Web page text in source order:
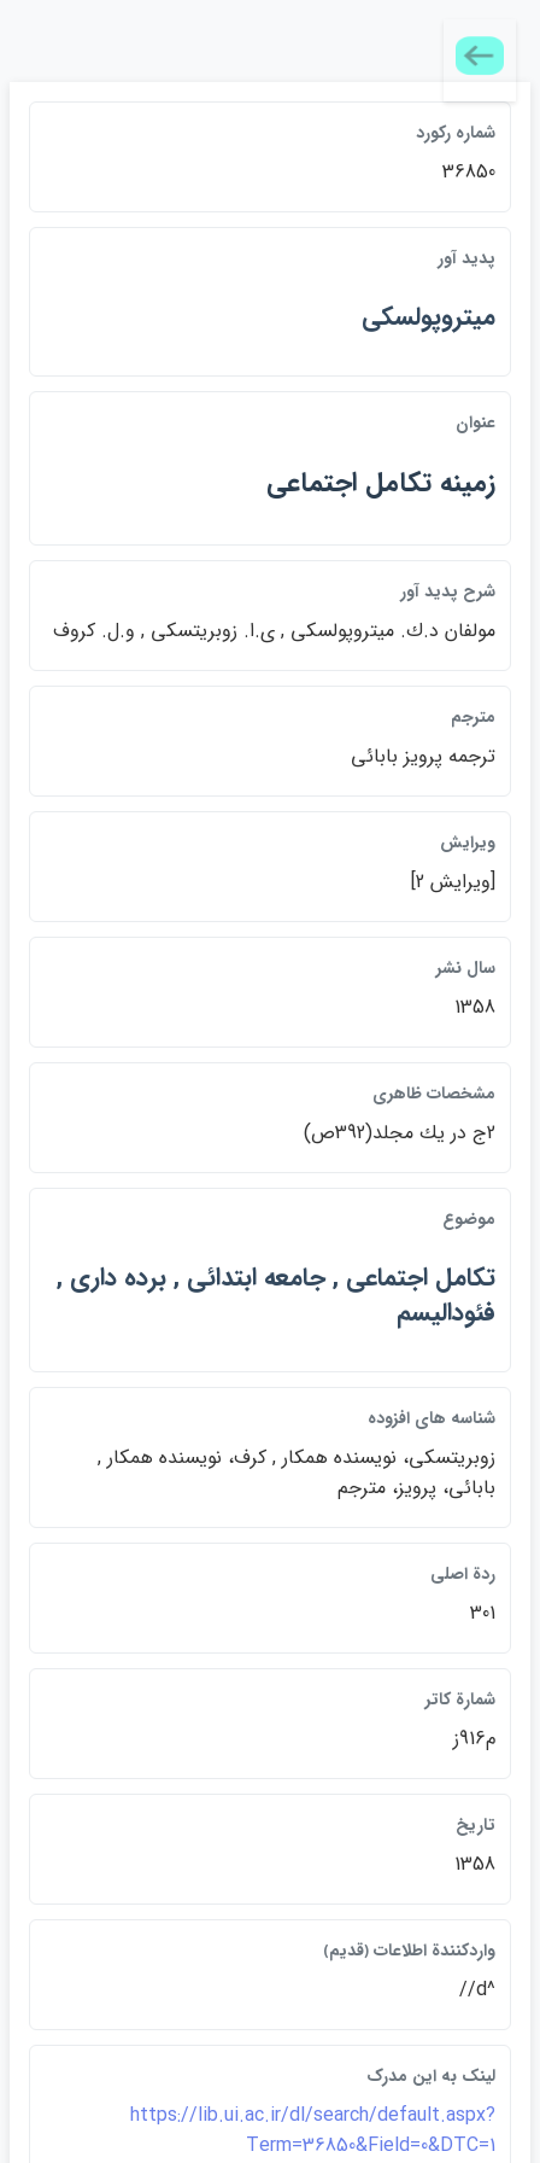
شماره ركورد
36850
پديد آور
ميتروپولسكي
عنوان
زمينه تكامل اجتماعي
شرح پديد آور
مولفان د.ك. ميتروپولسكي , ي.ا. زوبريتسكي , و.ل. كروف
مترجم
ترجمه پرويز بابائي
ويرايش
[ويرايش 2]
سال نشر
1358
مشخصات ظاهري
2ج در يك مجلد(392ص)
موضوع
تكامل اجتماعي , جامعه ابتدائي , برده داري ,
فئوداليسم
شناسه هاي افزوده
زوبريتسكي، نويسنده همكار , كرف، نويسنده همكار ,
بابائي، پرويز، مترجم
ردة اصلي
301
شمارة كاتر
م916ز
تاريخ
1358
واردكنندة اطلاعات ﴿قديم﴾
^d//
لينک به اين مدرک
https://lib.ui.ac.ir/dl/search/default.aspx?
Term=36850&Field=0&DTC=1